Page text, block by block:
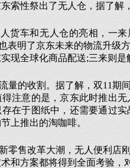
索性祭出了无人仓，据了解
货车和无人仓的亮相，一
表明了京东未来的物流升级
现全球化商品配送;三来则
量的收割。据了解，双11期
注意的是，京东此时推出
存在于图纸中，还需要通过
上推出的淘咖啡。
零售改革大潮，无人便利店
和方案都将得到全面考验，